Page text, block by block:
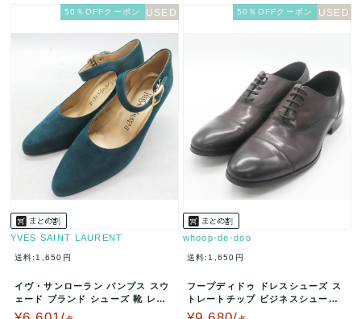
50％OFFクーポン
YVES SAINT LAURENT
送料:1,650円
イヴ・サンローラン パンプス スウ
ェード ブランド シューズ 靴 レデ
ィース 35.5サイズ グリー…
50％OFFクーポン
whoop-de-doo
送料:1,650円
フープディドゥ ドレスシューズ ス
トレートチップ ビジネスシューズ
ブランド 紳士靴 メンズ 42サ…